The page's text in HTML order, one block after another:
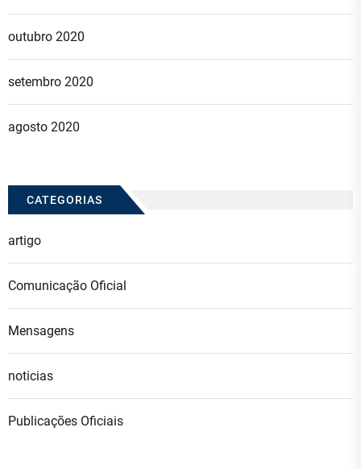
outubro 2020
setembro 2020
agosto 2020
CATEGORIAS
artigo
Comunicação Oficial
Mensagens
noticias
Publicações Oficiais